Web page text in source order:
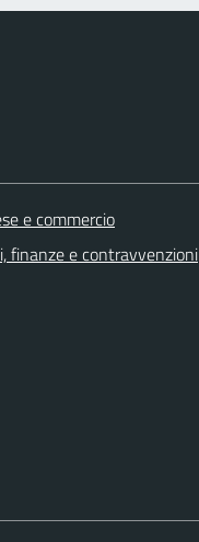
e commercio
finanze e contravvenzioni